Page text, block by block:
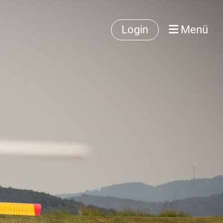
Login Menü